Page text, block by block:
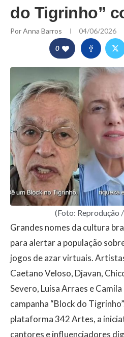
do Tigrinho”
PorAnna Barros 04/06/2026
0
(Foto: Reprodução
Grandes nomes da cultura
para alertar a população
jogos de azar virtuais.
Caetano Veloso, Djavan,
Severo, Luisa Arraes e
campanha “Block do
plataforma 342 Artes, a
cantores e influenciadores